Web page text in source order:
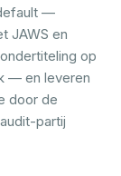
—
JAWS en
op
— en leveren
door de
partij